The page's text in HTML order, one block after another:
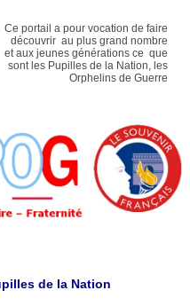
Ce portail a pour vocation de faire
découvrir au plus grand nombre
et aux jeunes générations ce que
sont les Pupilles de la Nation, les
Orphelins de Guerre
de la Nation